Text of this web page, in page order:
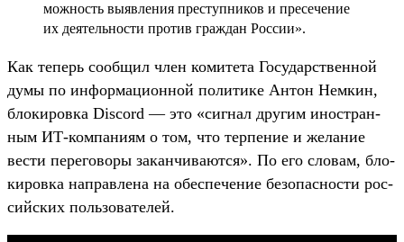
можность выяв­ления прес­тупни­ков и пре­сече­ние
их деятель­нос­ти про­тив граж­дан Рос­сии».
Как теперь сооб­щил член комите­та Государс­твен­ной
думы по информа­цион­ной полити­ке Антон Нем­кин,
бло­киров­ка Discord — это «сиг­нал дру­гим инос­тран­
ным ИТ‑ком­пани­ям о том, что тер­пение и желание
вес­ти перего­воры закан­чива­ются». По его сло­вам, бло­
киров­ка нап­равле­на на обес­печение безопас­ности рос­
сий­ских поль­зовате­лей.